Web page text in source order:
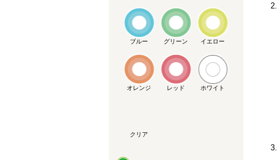
ブルー グリーン イエロー
オレンジ レッド ホワイト
クリア